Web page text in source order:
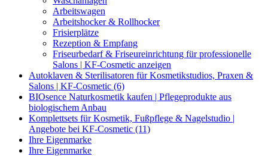
Arbeitswagen
Arbeitshocker & Rollhocker
Frisierplätze
Rezeption & Empfang
Friseurbedarf & Friseureinrichtung für professionelle
Salons | KF-Cosmetic anzeigen
Autoklaven & Sterilisatoren für Kosmetikstudios, Praxen &
Salons | KF-Cosmetic (6)
BIOsence Naturkosmetik kaufen | Pflegeprodukte aus
biologischem Anbau
Komplettsets für Kosmetik, Fußpflege & Nagelstudio |
Angebote bei KF-Cosmetic (11)
Ihre Eigenmarke
Ihre Eigenmarke